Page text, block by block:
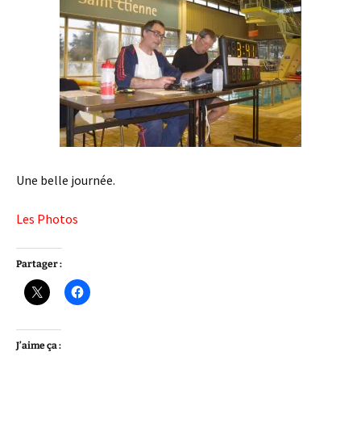
Une belle journée.
Les Photos
Partager :
J’aime ça :